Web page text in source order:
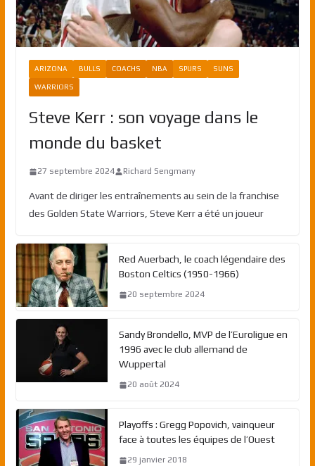
ARIZONA BULLS COACHS NBA SPURS SUNS
WARRIORS
Steve Kerr : son voyage dans le
monde du basket
27 septembre 2024 Richard Sengmany
Avant de diriger les entraînements au sein de la franchise
des Golden State Warriors, Steve Kerr a été un joueur
Red Auerbach, le coach légendaire des
Boston Celtics (1950-1966)
20 septembre 2024
Sandy Brondello, MVP de l’Euroligue en
1996 avec le club allemand de
Wuppertal
20 août 2024
Playoffs : Gregg Popovich, vainqueur
face à toutes les équipes de l’Ouest
29 janvier 2018